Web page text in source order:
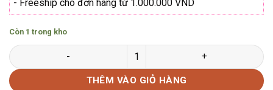
- Freeship cho đơn hàng từ 1.000.000 VND
Còn 1 trong kho
Gọng kính Vogue VO-3947 Hàng chính hãng số lượng
THÊM VÀO GIỎ HÀNG